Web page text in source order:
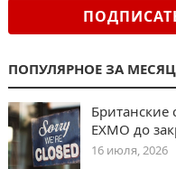
ПОПУЛЯРНОЕ ЗА МЕСЯЦ
EXMO до
16 июля, 2026